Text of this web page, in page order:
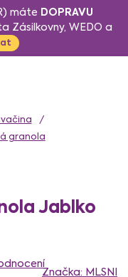
máte DOPRAVU
Zásilkovny, WEDO a
granola
Jablko
Značka: MLSNI